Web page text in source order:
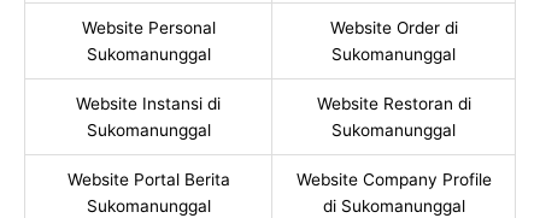
Website Personal
Sukomanunggal
Website Order di
Sukomanunggal
Website Instansi di
Sukomanunggal
Website Restoran di
Sukomanunggal
Website Portal Berita
Sukomanunggal
Website Company Profile
di Sukomanunggal